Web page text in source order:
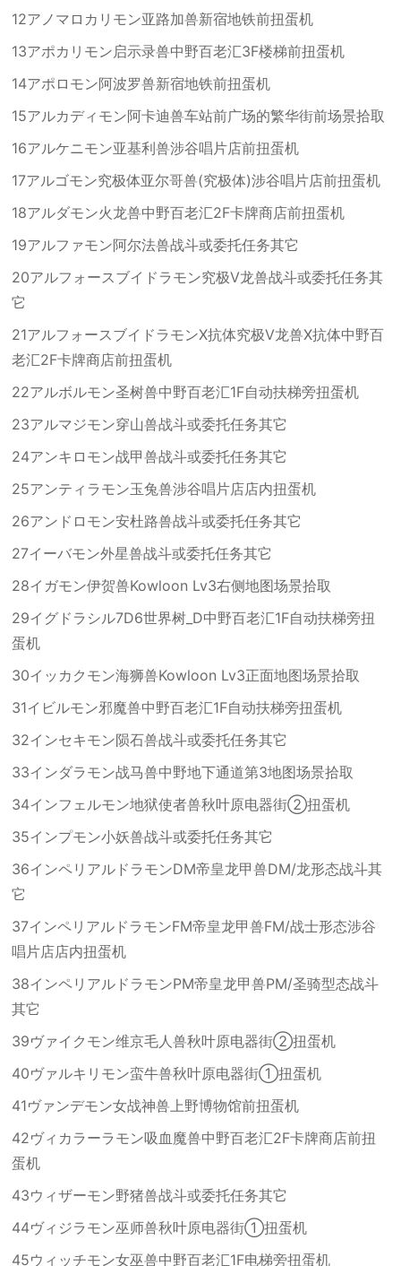
12アノマロカリモン亚路加兽新宿地铁前扭蛋机
13アポカリモン启示录兽中野百老汇3F楼梯前扭蛋机
14アポロモン阿波罗兽新宿地铁前扭蛋机
15アルカディモン阿卡迪兽车站前广场的繁华街前场景拾取
16アルケニモン亚基利兽涉谷唱片店前扭蛋机
17アルゴモン究极体亚尔哥兽(究极体)涉谷唱片店前扭蛋机
18アルダモン火龙兽中野百老汇2F卡牌商店前扭蛋机
19アルファモン阿尔法兽战斗或委托任务其它
20アルフォースブイドラモン究极V龙兽战斗或委托任务其
它
21アルフォースブイドラモンX抗体究极V龙兽X抗体中野百
老汇2F卡牌商店前扭蛋机
22アルボルモン圣树兽中野百老汇1F自动扶梯旁扭蛋机
23アルマジモン穿山兽战斗或委托任务其它
24アンキロモン战甲兽战斗或委托任务其它
25アンティラモン玉兔兽涉谷唱片店店内扭蛋机
26アンドロモン安杜路兽战斗或委托任务其它
27イーバモン外星兽战斗或委托任务其它
28イガモン伊贺兽Kowloon Lv3右侧地图场景拾取
29イグドラシル7D6世界树_D中野百老汇1F自动扶梯旁扭
蛋机
30イッカクモン海狮兽Kowloon Lv3正面地图场景拾取
31イビルモン邪魔兽中野百老汇1F自动扶梯旁扭蛋机
32インセキモン陨石兽战斗或委托任务其它
33インダラモン战马兽中野地下通道第3地图场景拾取
34インフェルモン地狱使者兽秋叶原电器街②扭蛋机
35インプモン小妖兽战斗或委托任务其它
36インペリアルドラモンDM帝皇龙甲兽DM/龙形态战斗其
它
37インペリアルドラモンFM帝皇龙甲兽FM/战士形态涉谷
唱片店店内扭蛋机
38インペリアルドラモンPM帝皇龙甲兽PM/圣骑型态战斗
其它
39ヴァイクモン维京毛人兽秋叶原电器街②扭蛋机
40ヴァルキリモン蛮牛兽秋叶原电器街①扭蛋机
41ヴァンデモン女战神兽上野博物馆前扭蛋机
42ヴィカラーラモン吸血魔兽中野百老汇2F卡牌商店前扭
蛋机
43ウィザーモン野猪兽战斗或委托任务其它
44ヴィジラモン巫师兽秋叶原电器街①扭蛋机
45ウィッチモン女巫兽中野百老汇1F电梯旁扭蛋机